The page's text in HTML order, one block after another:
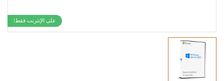
على الإنترنت فقط!